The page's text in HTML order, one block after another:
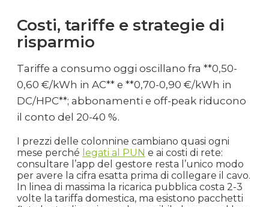
Costi, tariffe e strategie di
risparmio
Tariffe a consumo oggi oscillano fra **0,50-
0,60 €/kWh in AC** e **0,70-0,90 €/kWh in
DC/HPC**; abbonamenti e off-peak riducono
il conto del 20-40 %.
I prezzi delle colonnine cambiano quasi ogni
mese perché legati al PUN e ai costi di rete:
consultare l’app del gestore resta l’unico modo
per avere la cifra esatta prima di collegare il cavo.
In linea di massima la ricarica pubblica costa 2-3
volte la tariffa domestica, ma esistono pacchetti